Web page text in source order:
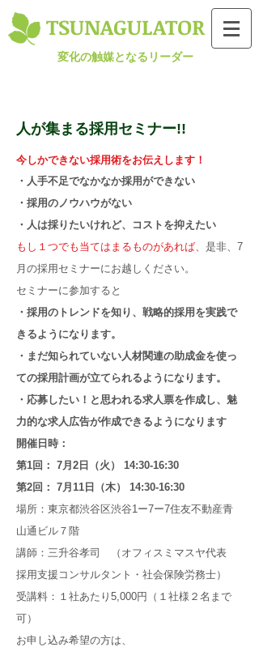
TSUNAGULATOR​
変化の触媒となるリーダー
人が集まる採用セミナー!!
今しかできない採用術をお伝えします！
・人手不足でなかなか採用ができない
・採用のノウハウがない
・ 人は採りたいけれど、コストを抑えたい
もし１つでも当てはまるものがあれば、 是非、7
月の採用セミナーにお越しください。
セミナーに参加すると
・ 採用のトレンドを知り、戦略的採用を実践で
きるようになります。
・まだ知られていない人材関連の助成金を使っ
ての採用計画が立てられるようになります。
・応募したい！と思われる求人票を作成し、魅
力的な求人広告が作成できるようになります
開催日時：
第1回： 7月2日（火） 14:30-16:30
第2回： 7月11日（木） 14:30-16:30
場所：東京都渋谷区渋谷1ー7ー7住友不動産青
山通ビル７階
講師：三升谷孝司 （オフィスミマスヤ代表
採用支援コンサルタント・社会保険労務士）
受講料：１社あたり5,000円（１社様２名まで
可）
お申し込み希望の方は、